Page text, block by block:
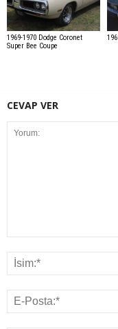
1969-1970 Dodge Coronet
Super Bee Coupe
CEVAP VER